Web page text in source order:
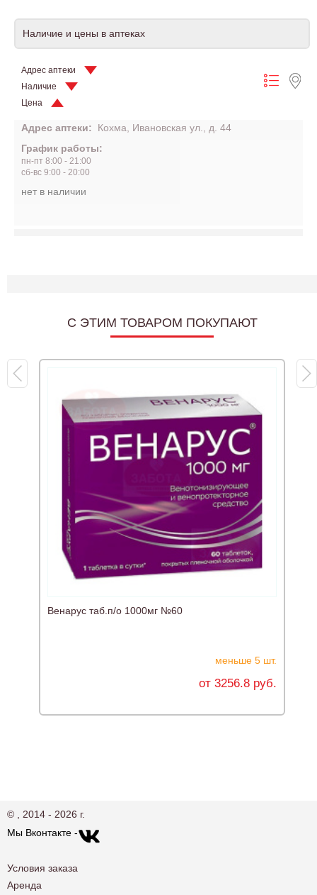
Наличие и цены в аптеках
Адрес аптеки
Наличие
Цена
Адрес аптеки:
Кохма, Ивановская ул., д. 44
График работы:
пн-пт 8:00 - 21:00
сб-вс 9:00 - 20:00
нет в наличии
C ЭТИМ ТОВАРОМ ПОКУПАЮТ
Венарус таб.п/о 1000мг №60
меньше 5 шт.
от 3256.8 руб.
© , 2014 - 2026 г.
Мы Вконтакте -
Условия заказа
Аренда